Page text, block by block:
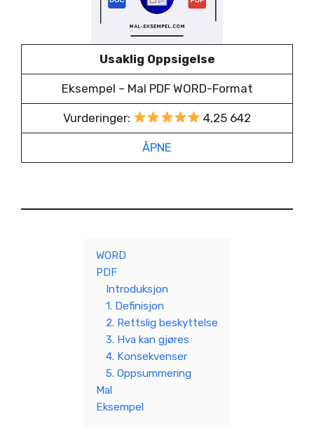
Usaklig Oppsigelse
Eksempel – Mal PDF WORD-Format
Vurderinger: 4,25 642
ÅPNE
WORD
PDF
Introduksjon
1. Definisjon
2. Rettslig beskyttelse
3. Hva kan gjøres
4. Konsekvenser
5. Oppsummering
Mal
Eksempel